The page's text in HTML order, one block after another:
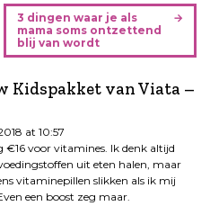
3 dingen waar je als
mama soms ontzettend
blij van wordt
Kidspakket van Viata –
at 10:57
€16 voor vitamines. Ik denk altijd
uit eten halen, maar
vitaminepillen slikken als ik mij
een boost zeg maar.